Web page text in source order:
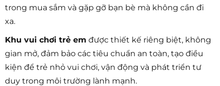
trong mua sắm và gặp gỡ bạn bè mà không cần đi
xa.
Khu vui chơi trẻ em được thiết kế riêng biệt, không
gian mở, đảm bảo các tiêu chuẩn an toàn, tạo điều
kiện để trẻ nhỏ vui chơi, vận động và phát triển tư
duy trong môi trường lành mạnh.